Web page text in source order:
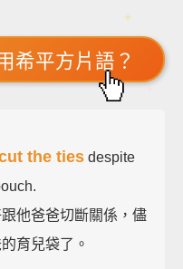
希平方片語？
the ties despite
他爸爸切斷關係，儘
育兒袋了。